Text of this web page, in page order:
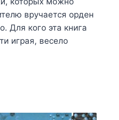
вручается орден
Для кого эта книга
играя, весело